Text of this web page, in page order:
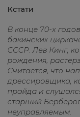
Кстати
В конце 70-х
бакинских
СССР. Лев Кинг,
рождения,
Считается, что
дрессировщика,
прайда и
старший
неуправляемым.